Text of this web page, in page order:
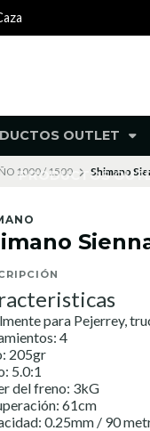
OUTLET
PRODUCTOS
1000 / 1500 Shimano
para Pejerrey,
4
205gr
5.0:1
del freno: 3kG
61cm
0.25mm / 90